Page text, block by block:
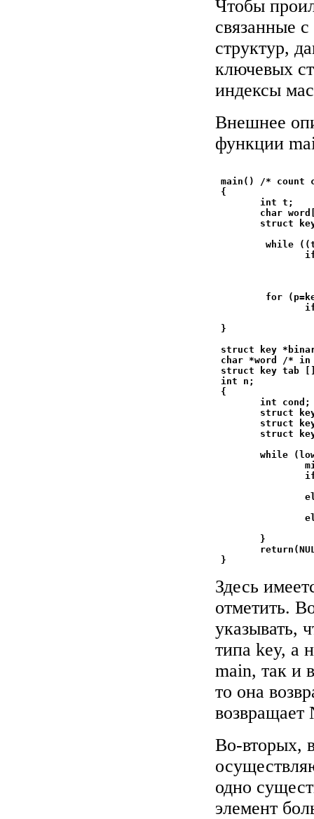
Чтобы
связанные
структур,
ключевых
индексы
Внешнее
функции
main() /* count
{
        int t;
char
struct
while
for
}
struct key
char *word /*
struct key tab
int n;
{
        int cond;
struct
struct
struct
while
        }
Здесь
отметить.
указывать,
типа key, а
main, так и
то она
Во-вторых,
одно
элемент